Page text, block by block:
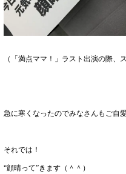
（「満点ママ！」ラスト出演の際、
急に寒くなったのでみなさんもご自愛
それでは！
“顔晴って”きます（＾＾）